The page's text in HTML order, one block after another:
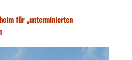
für „unterminierten